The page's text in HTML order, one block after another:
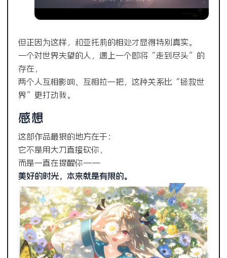
但正因为这样，和亚托莉的相处才显得特别真实。
一个对世界失望的人，遇上一个即将“走到尽头”的
存在，
两个人互相影响、互相拉一把，这种关系比“拯救世
界”更打动我。
感想
这部作品最狠的地方在于：
它不是用大刀直接砍你，
而是一直在提醒你——
美好的时光，本来就是有限的。